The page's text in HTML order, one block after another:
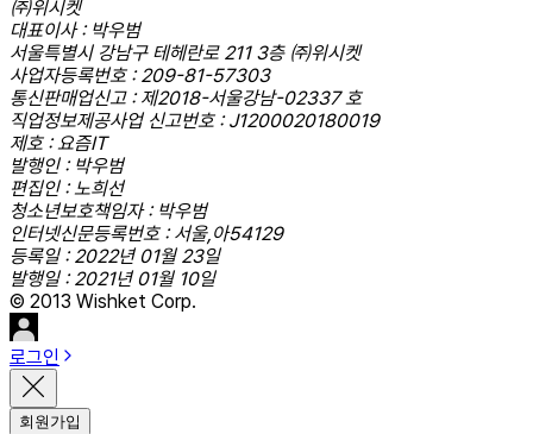
㈜위시켓
대표이사 : 박우범
서울특별시 강남구 테헤란로 211 3층 ㈜위시켓
사업자등록번호 : 209-81-57303
통신판매업신고 : 제2018-서울강남-02337 호
직업정보제공사업 신고번호 : J1200020180019
제호 : 요즘IT
발행인 : 박우범
편집인 : 노희선
청소년보호책임자 : 박우범
인터넷신문등록번호 : 서울,아54129
등록일 : 2022년 01월 23일
발행일 : 2021년 01월 10일
© 2013 Wishket Corp.
로그인
회원가입